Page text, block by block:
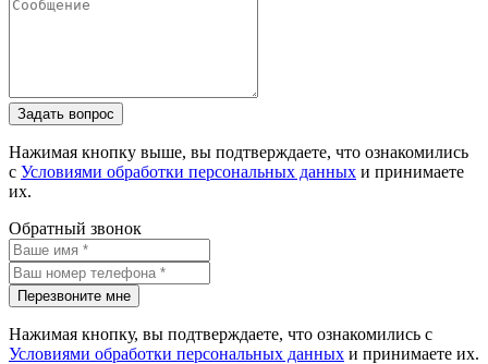
Задать вопрос
Нажимая кнопку выше, вы подтверждаете, что ознакомились
с Условиями обработки персональных данных и принимаете
их.
Обратный звонок
Перезвоните мне
Нажимая кнопку, вы подтверждаете, что ознакомились с
Условиями обработки персональных данных и принимаете их.